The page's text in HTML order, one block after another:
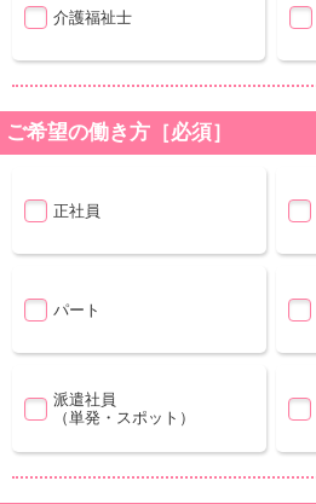
介護福祉士
ご希望の働き方［必須］
正社員
パート
派遣社員
（単発・スポット）